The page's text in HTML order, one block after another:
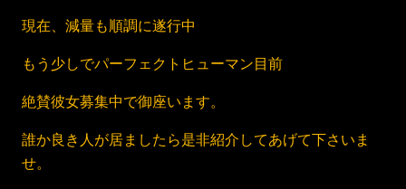
現在、減量も順調に遂行中
もう少しでパーフェクトヒューマン目前
絶賛彼女募集中で御座います。
誰か良き人が居ましたら是非紹介してあげて下さいま
せ。